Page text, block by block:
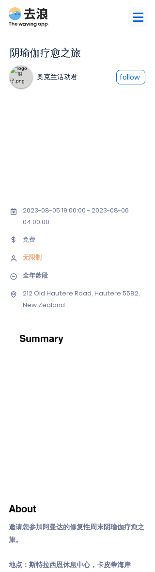
阴瑜伽疗愈之旅
奥克兰活动君 follow
2023-08-05 19:00:00 - 2023-08-06
04:00:00
免费
无限制
全年龄段
212 Old Hautere Road, Hautere 5582,
New Zealand
Summary
About
邀请您参加阿曼达的修复性周末阴瑜伽疗愈之
旅。
地点：斯特拉西恩休息中心，卡皮蒂海岸